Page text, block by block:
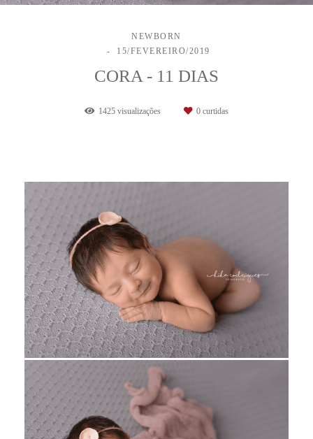
NEWBORN
15/FEVEREIRO/2019
CORA - 11 DIAS
1425 visualizações 0 curtidas